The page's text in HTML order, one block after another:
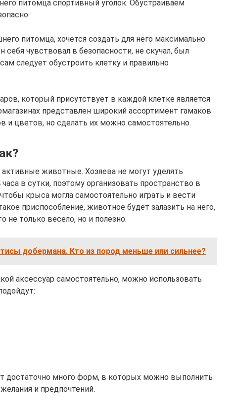
питомца спортивный уголок. Обустраиваем
питомца, хочется создать для него максимально
чувствовал в безопасности, не скучал, был
следует обустроить клетку и правильно
который присутствует в каждой клетке является
представлен широкий ассортимент гамаков
и цветов, но сделать их можно самостоятельно.
животные. Хозяева не могут уделять
в сутки, поэтому организовать пространство в
крыса могла самостоятельно играть и вести
приспособление, животное будет залазить на него,
не только весело, но и полезно.
добермана. Кто из пород меньше или сильнее?
аксессуар самостоятельно, можно использовать
достаточно много форм, в которых можно выполнить
и предпочтений.